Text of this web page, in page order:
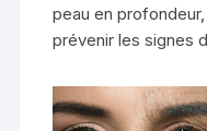
peau en
prévenir les signes